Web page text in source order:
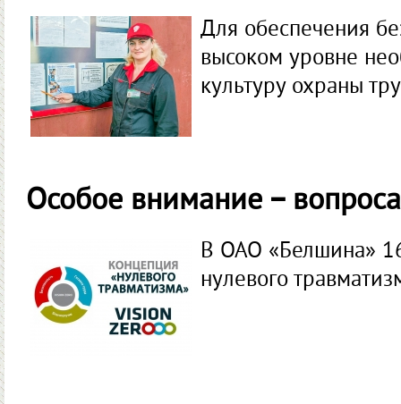
Для обеспечения
высоком уровне
культуру охраны
Особое внимание –
В ОАО «Белшина»
нулевого